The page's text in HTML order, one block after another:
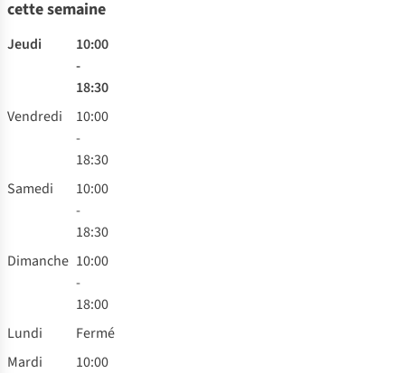
cette semaine
Jeudi
10:00
-
18:30
Vendredi
10:00
-
18:30
Samedi
10:00
-
18:30
Dimanche 10:00
-
18:00
Lundi
Fermé
Mardi
10:00